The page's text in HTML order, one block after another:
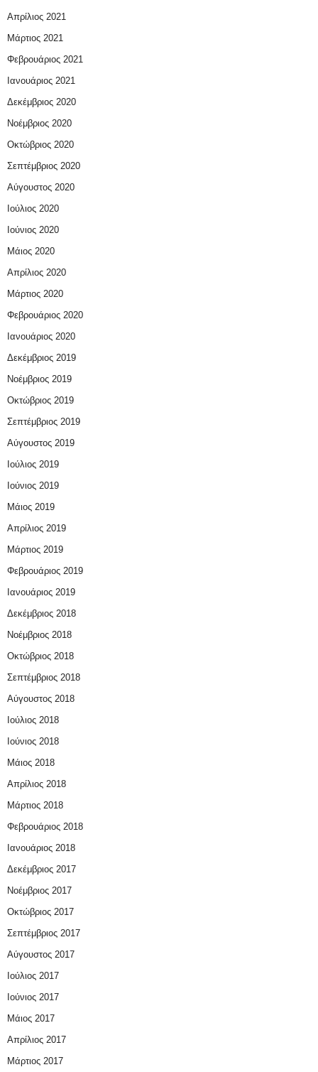
Απρίλιος 2021
Μάρτιος 2021
Φεβρουάριος 2021
Ιανουάριος 2021
Δεκέμβριος 2020
Νοέμβριος 2020
Οκτώβριος 2020
Σεπτέμβριος 2020
Αύγουστος 2020
Ιούλιος 2020
Ιούνιος 2020
Μάιος 2020
Απρίλιος 2020
Μάρτιος 2020
Φεβρουάριος 2020
Ιανουάριος 2020
Δεκέμβριος 2019
Νοέμβριος 2019
Οκτώβριος 2019
Σεπτέμβριος 2019
Αύγουστος 2019
Ιούλιος 2019
Ιούνιος 2019
Μάιος 2019
Απρίλιος 2019
Μάρτιος 2019
Φεβρουάριος 2019
Ιανουάριος 2019
Δεκέμβριος 2018
Νοέμβριος 2018
Οκτώβριος 2018
Σεπτέμβριος 2018
Αύγουστος 2018
Ιούλιος 2018
Ιούνιος 2018
Μάιος 2018
Απρίλιος 2018
Μάρτιος 2018
Φεβρουάριος 2018
Ιανουάριος 2018
Δεκέμβριος 2017
Νοέμβριος 2017
Οκτώβριος 2017
Σεπτέμβριος 2017
Αύγουστος 2017
Ιούλιος 2017
Ιούνιος 2017
Μάιος 2017
Απρίλιος 2017
Μάρτιος 2017